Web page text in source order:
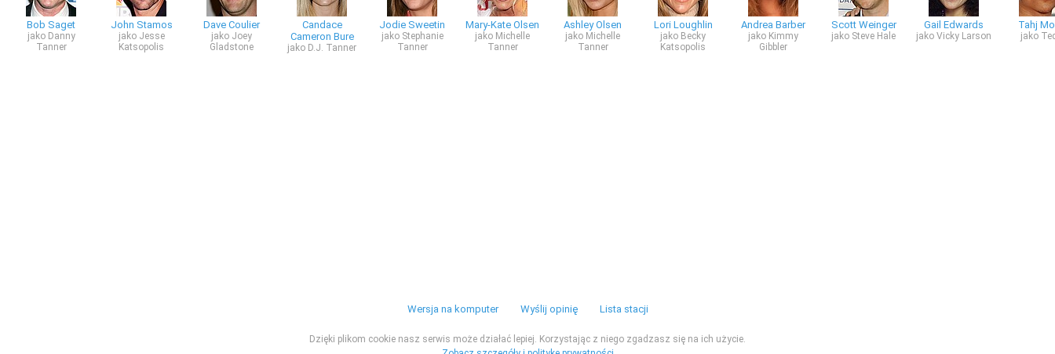
Bob Saget
jako Danny
Tanner
John Stamos
jako Jesse
Katsopolis
Dave Coulier
jako Joey
Gladstone
Candace
Cameron Bure
jako D.J. Tanner
Jodie Sweetin
jako Stephanie
Tanner
Mary-Kate Olsen
jako Michelle
Tanner
Ashley Olsen
jako Michelle
Tanner
Lori Loughlin
jako Becky
Katsopolis
Andrea Barber
jako Kimmy
Gibbler
Scott Weinger
jako Steve Hale
Gail Edwards
jako Vicky Larson
Tahj
jako
Wersja na komputer Wyślij opinię Lista stacji
Dzięki plikom cookie nasz serwis może działać lepiej. Korzystając z niego zgadzasz się na ich użycie.